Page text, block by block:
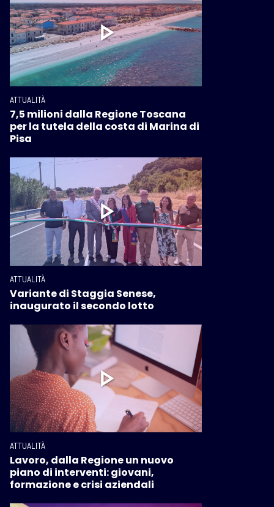
ATTUALITÀ
7,5 milioni dalla Regione Toscana
per la tutela della costa di Marina di
Pisa
ATTUALITÀ
Variante di Staggia Senese,
inaugurato il secondo lotto
ATTUALITÀ
Lavoro, dalla Regione un nuovo
piano di interventi: giovani,
formazione e crisi aziendali